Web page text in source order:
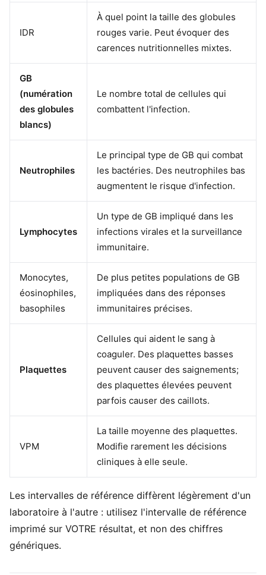
IDR
À quel point la taille des globules
rouges varie. Peut évoquer des
carences nutritionnelles mixtes.
GB
(numération
des globules
blancs)
Le nombre total de cellules qui
combattent l'infection.
Neutrophiles
Le principal type de GB qui combat
les bactéries. Des neutrophiles bas
augmentent le risque d'infection.
Lymphocytes
Un type de GB impliqué dans les
infections virales et la surveillance
immunitaire.
Monocytes,
éosinophiles,
basophiles
De plus petites populations de GB
impliquées dans des réponses
immunitaires précises.
Plaquettes
Cellules qui aident le sang à
coaguler. Des plaquettes basses
peuvent causer des saignements;
des plaquettes élevées peuvent
parfois causer des caillots.
VPM
La taille moyenne des plaquettes.
Modifie rarement les décisions
cliniques à elle seule.
Les intervalles de référence diffèrent légèrement d'un
laboratoire à l'autre : utilisez l'intervalle de référence
imprimé sur VOTRE résultat, et non des chiffres
génériques.